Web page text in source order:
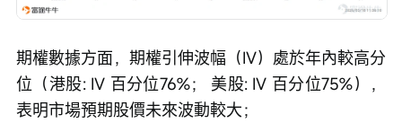
期權數據方面，期權引伸波幅（IV）處於年內較高分
位（港股: IV 百分位76%； 美股: IV 百分位75%），
表明市場預期股價未來波動較大；